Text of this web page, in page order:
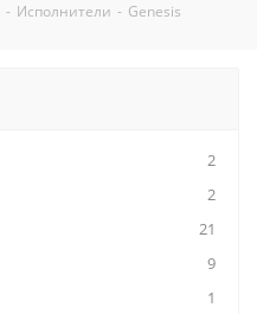
- Исполнители - Genesis
2
2
21
9
1